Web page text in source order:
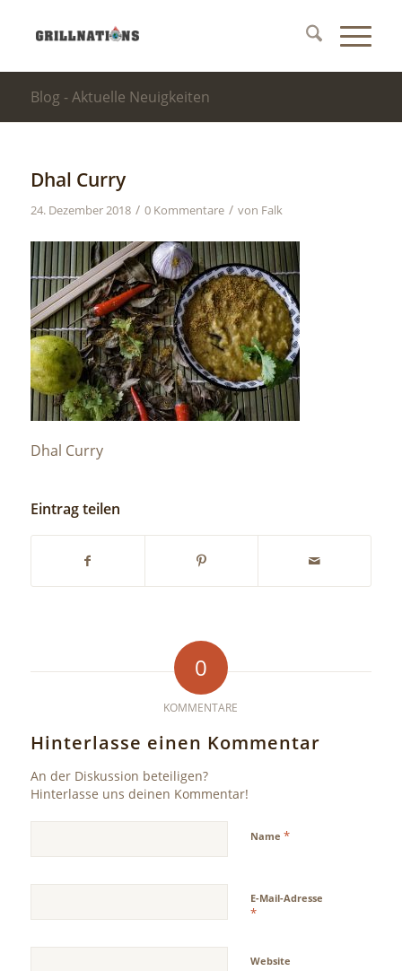
Blog - Aktuelle Neuigkeiten
Dhal Curry
24. Dezember 2018 / 0 Kommentare / von Falk
Dhal Curry
Eintrag teilen
0
KOMMENTARE
Hinterlasse einen Kommentar
An der Diskussion beteiligen?
Hinterlasse uns deinen Kommentar!
Name *
E-Mail-Adresse
*
Website